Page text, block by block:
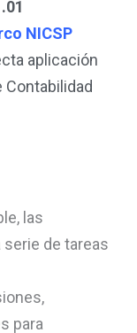
NICSP
aplicación
las
de tareas
para